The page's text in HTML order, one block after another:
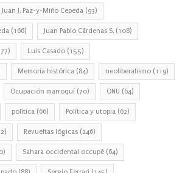
Juan J. Paz-y-Miño Cepeda (93)
(166) Juan Pablo Cárdenas S. (108)
Luis Casado (155)
Memoria histórica (84) neoliberalismo (119)
Ocupación marroquí (70) ONU (64)
política (66) Política y utopia (62)
Revueltas lógicas (246)
Sahara occidental occupé (64)